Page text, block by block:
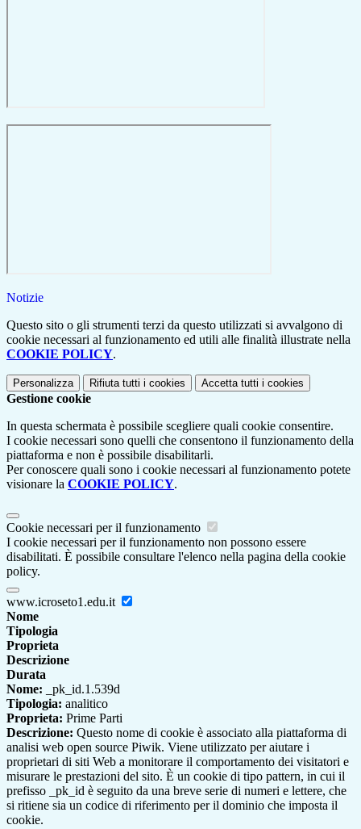
Notizie
Questo sito o gli strumenti terzi da questo utilizzati si avvalgono di
cookie necessari al funzionamento ed utili alle finalità illustrate nella
COOKIE POLICY.
Personalizza Rifiuta tutti i cookies Accetta tutti i cookies
Gestione cookie
In questa schermata è possibile scegliere quali cookie consentire.
I cookie necessari sono quelli che consentono il funzionamento della
piattaforma e non è possibile disabilitarli.
Per conoscere quali sono i cookie necessari al funzionamento potete
visionare la COOKIE POLICY.
Cookie necessari per il funzionamento
I cookie necessari per il funzionamento non possono essere
disabilitati. È possibile consultare l'elenco nella pagina della cookie
policy.
www.icroseto1.edu.it
Nome
Tipologia
Proprieta
Descrizione
Durata
Nome: _pk_id.1.539d
Tipologia: analitico
Proprieta: Prime Parti
Descrizione: Questo nome di cookie è associato alla piattaforma di
analisi web open source Piwik. Viene utilizzato per aiutare i
proprietari di siti Web a monitorare il comportamento dei visitatori e
misurare le prestazioni del sito. È un cookie di tipo pattern, in cui il
prefisso _pk_id è seguito da una breve serie di numeri e lettere, che
si ritiene sia un codice di riferimento per il dominio che imposta il
cookie.